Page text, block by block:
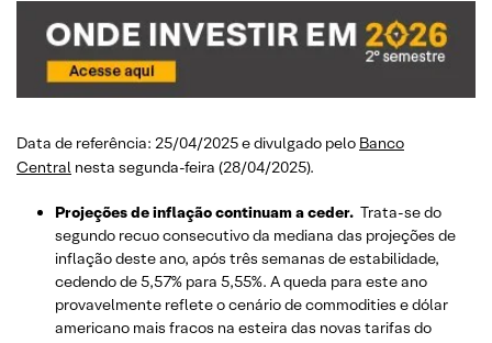
Data de referência: 25/04/2025 e divulgado pelo Banco
Central nesta segunda-feira (28/04/2025).
Projeções de inflação continuam a ceder. Trata-se do
segundo recuo consecutivo da mediana das projeções de
inflação deste ano, após três semanas de estabilidade,
cedendo de 5,57% para 5,55%. A queda para este ano
provavelmente reflete o cenário de commodities e dólar
americano mais fracos na esteira das novas tarifas do